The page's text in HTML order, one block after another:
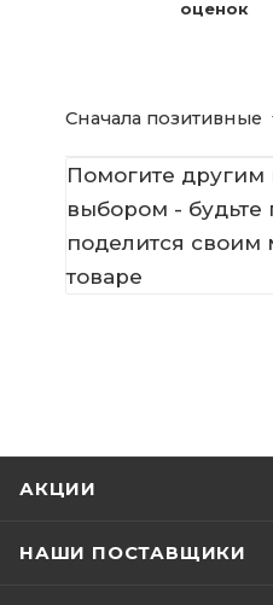
оценок
Сначала позитивные
Помогите другим
выбором - будьте
поделится
товаре
АКЦИИ
НАШИ ПОСТАВЩИКИ